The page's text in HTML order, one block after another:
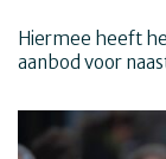
Hiermee heeft
aanbod voor